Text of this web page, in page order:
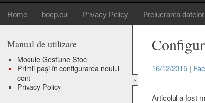
Home bocp.eu Privacy Policy Prelucrarea
Manual de utilizare
Module Gestiune Stoc
Primii pași în configurarea noului
cont
Privacy Policy
«
16/12/2015|
Articolul a fost